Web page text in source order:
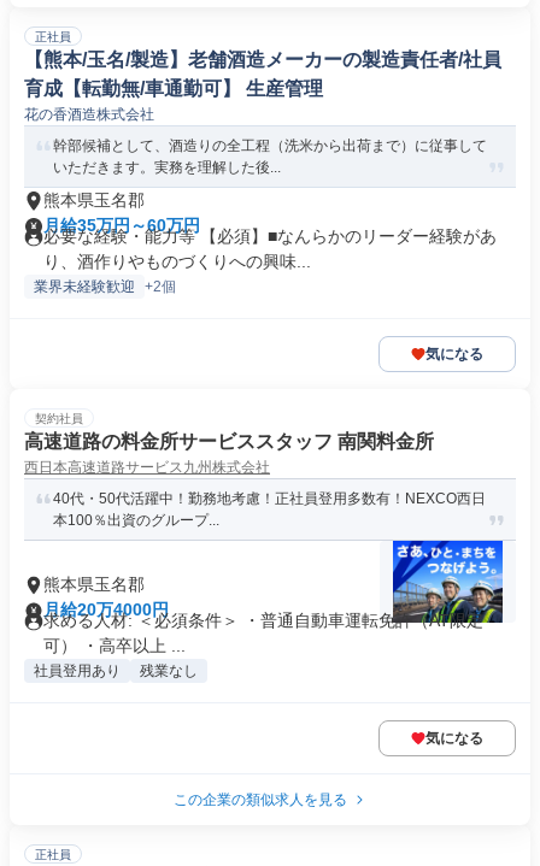
正社員
【熊本/玉名/製造】老舗酒造メーカーの製造責任者/社員
育成【転勤無/車通勤可】 生産管理
花の香酒造株式会社
幹部候補として、酒造りの全工程（洗米から出荷まで）に従事して
いただきます。実務を理解した後...
熊本県玉名郡
月給35万円～60万円
必要な経験・能力等 【必須】■なんらかのリーダー経験があ
り、酒作りやものづくりへの興味...
業界未経験歓迎 +2個
気になる
契約社員
高速道路の料金所サービススタッフ 南関料金所
西日本高速道路サービス九州株式会社
40代・50代活躍中！勤務地考慮！正社員登用多数有！NEXCO西日
本100％出資のグループ...
熊本県玉名郡
月給20万4000円
求める人材: ＜必須条件＞ ・普通自動車運転免許（AT限定
可） ・高卒以上 ...
社員登用あり 残業なし
気になる
この企業の類似求人を見る
正社員